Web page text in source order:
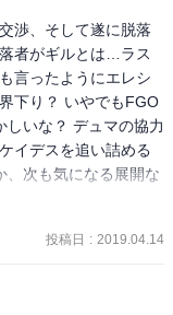
渉、そして遂に脱落
者がギルとは…ラス
言ったようにエレシ
下り？ いやでもFGO
いな？ デュマの協力
イデスを追い詰める
、次も気になる展開な
投稿日 : 2019.04.14